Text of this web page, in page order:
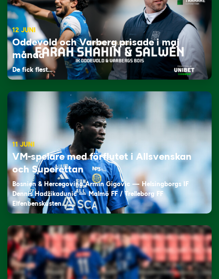
12 JUNI
Oddevold och Varberg prisade i maj
månad
De fick flest…
11 JUNI
VM-spelare med förflutet i Allsvenskan
och Superettan
Bosnien & Hercegovina Armin Gigovic — Helsingborgs IF
Dennis Hadžikadunić — Malmö FF / Trelleborg FF
Elfenbenskusten…